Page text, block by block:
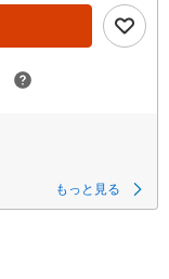
もっと見る